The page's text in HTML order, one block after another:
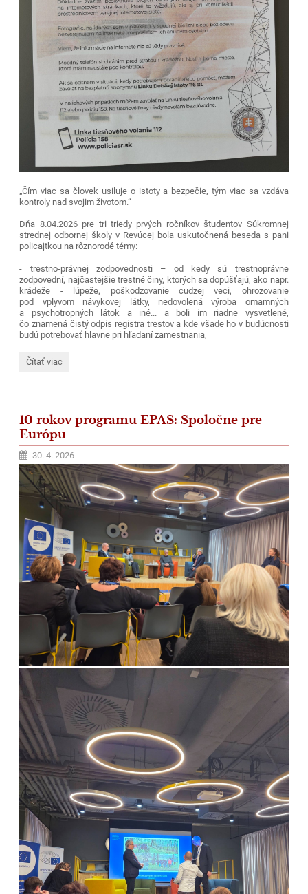
„Čím viac sa človek usiluje o istoty a bezpečie, tým viac sa vzdáva
kontroly nad svojim životom.“
Dňa 8.04.2026 pre tri triedy prvých ročníkov študentov Súkromnej
strednej odbornej školy v Revúcej bola uskutočnená beseda s pani
policajtkou na rôznorodé témy:
- trestno-právnej zodpovednosti – od kedy sú trestnoprávne
zodpovední, najčastejšie trestné činy, ktorých sa dopúšťajú, ako napr.
krádeže - lúpeže, poškodzovanie cudzej veci, ohrozovanie
pod vplyvom návykovej látky, nedovolená výroba omamných
a psychotropných látok a iné... a boli im riadne vysvetlené,
čo znamená čistý odpis registra trestov a kde všade ho v budúcnosti
budú potrebovať hlavne pri hľadaní zamestnania,
Beseda:
Čítať viac
10 rokov programu EPAS: Spoločne pre
Európu
30. 4. 2026